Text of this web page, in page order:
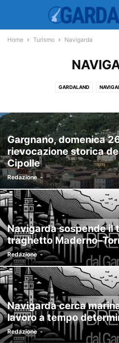
Home Turismo Navigarda
GARDALAND
Gargnano, domenica
rievocazione storica
Cipolle
Redazione -
Navigarda sospende il
traghetto
Redazione -
Navigarda cerca
lavoro a tempo
Redazione -